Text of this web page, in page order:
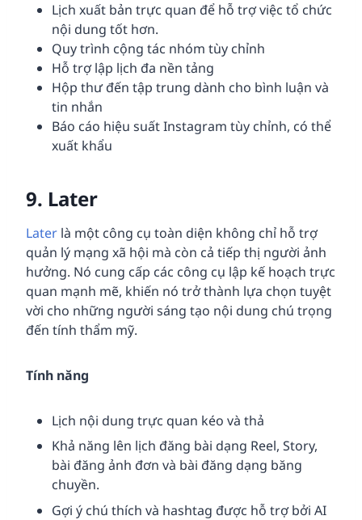
Lịch xuất bản trực quan để hỗ trợ việc tổ chức
nội dung tốt hơn.
Quy trình cộng tác nhóm tùy chỉnh
Hỗ trợ lập lịch đa nền tảng
Hộp thư đến tập trung dành cho bình luận và
tin nhắn
Báo cáo hiệu suất Instagram tùy chỉnh, có thể
xuất khẩu
9. Later
Later là một công cụ toàn diện không chỉ hỗ trợ
quản lý mạng xã hội mà còn cả tiếp thị người ảnh
hưởng. Nó cung cấp các công cụ lập kế hoạch trực
quan mạnh mẽ, khiến nó trở thành lựa chọn tuyệt
vời cho những người sáng tạo nội dung chú trọng
đến tính thẩm mỹ.
Tính năng
Lịch nội dung trực quan kéo và thả
Khả năng lên lịch đăng bài dạng Reel, Story,
bài đăng ảnh đơn và bài đăng dạng băng
chuyền.
Gợi ý chú thích và hashtag được hỗ trợ bởi AI